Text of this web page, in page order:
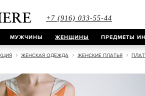
+7 (916) 033-55-44
МУЖЧИНЫ ЖЕНЩИНЫ ПРЕДМЕТЫ
ЖЕНСКАЯ ОДЕЖДА ЖЕНСКИЕ ПЛАТЬЯ